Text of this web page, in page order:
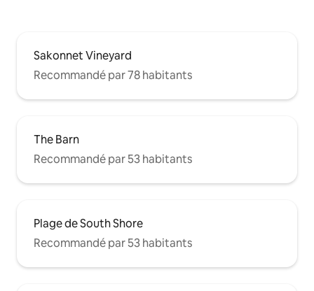
Sakonnet Vineyard
Recommandé par 78 habitants
The Barn
Recommandé par 53 habitants
Plage de South Shore
Recommandé par 53 habitants